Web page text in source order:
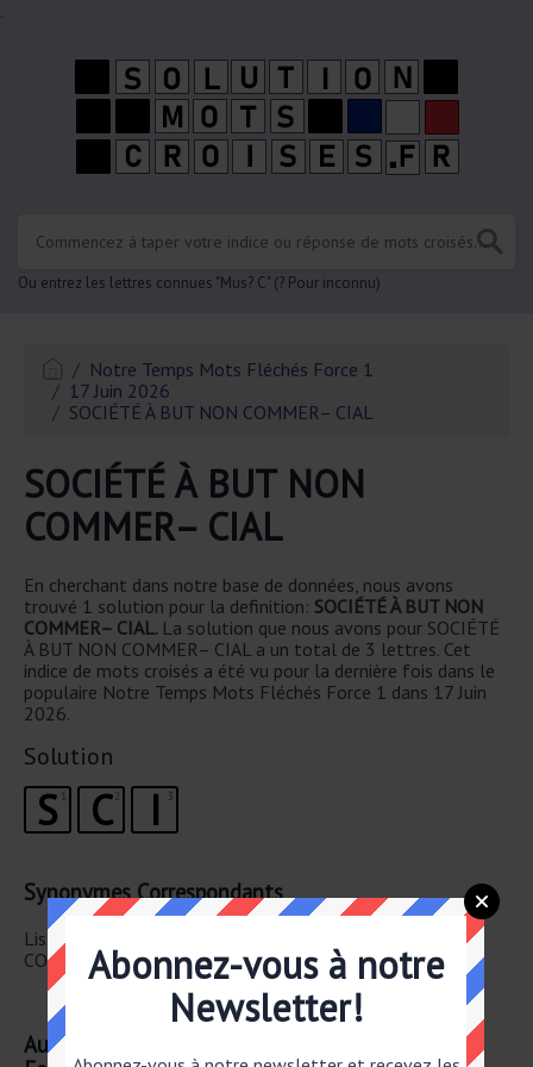
.
Ou entrez les lettres connues "Mus? C" (? Pour inconnu)
Notre Temps Mots Fléchés Force 1
17 Juin 2026
SOCIÉTÉ À BUT NON COMMER– CIAL
SOCIÉTÉ À BUT NON
COMMER– CIAL
En cherchant dans notre base de données, nous avons
trouvé 1 solution pour la definition: SOCIÉTÉ À BUT NON
COMMER– CIAL. La solution que nous avons pour SOCIÉTÉ
À BUT NON COMMER– CIAL a un total de 3 lettres. Cet
indice de mots croisés a été vu pour la dernière fois dans le
populaire Notre Temps Mots Fléchés Force 1 dans 17 Juin
2026.
Solution
1
S 2
C 3
I
Synonymes Correspondants
Liste des synonymes possibles pour SOCIÉTÉ À BUT NON
COMMER– CIAL.
SOCIÉTÉ IMMOBI– LIÈRE
Autre 17 Juin 2026 Notre Temps Mots Fléchés
Abonnez-vous à notre
Newsletter!